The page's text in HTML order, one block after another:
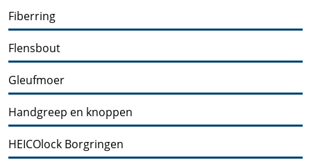
Fiberring
Flensbout
Gleufmoer
Handgreep en knoppen
HEICOlock Borgringen